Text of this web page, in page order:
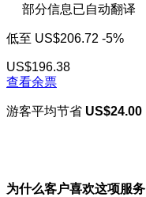
部分信息已自动翻译
低至 US$206.72 -5%
US$196.38
查看余票
游客平均节省 US$24.00
为什么客户喜欢这项服务